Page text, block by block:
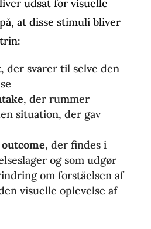
udsat for visuelle
at disse stimuli bliver
, der svarer til selve den
, der rummer
situation, der gav
outcome, der findes i
og som udgør
om forståelsen af
visuelle oplevelse af